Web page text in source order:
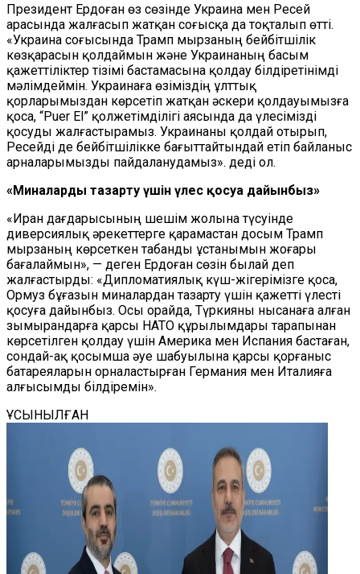
Президент Ердоған өз сөзінде Украина мен Ресей
арасында жалғасып жатқан соғысқа да тоқталып өтті.
«Украина соғысында Трамп мырзаның бейбітшілік
көзқарасын қолдаймын және Украинаның басым
қажеттіліктер тізімі бастамасына қолдау білдіретінімді
мәлімдеймін. Украинаға өзіміздің ұлттық
қорларымыздан көрсетіп жатқан әскери қолдауымызға
қоса, “Puer El” қолжетімділігі аясында да үлесімізді
қосуды жалғастырамыз. Украинаны қолдай отырып,
Ресейді де бейбітшілікке бағыттайтындай етіп байланыс
арналарымызды пайдаланудамыз». деді ол.
«Миналарды тазарту үшін үлес қосуға дайынбыз»
«Иран дағдарысының шешім жолына түсуінде
диверсиялық әрекеттерге қарамастан досым Трамп
мырзаның көрсеткен табанды ұстанымын жоғары
бағалаймын», — деген Ердоған сөзін былай деп
жалғастырды: «Дипломатиялық күш-жігерімізге қоса,
Ормуз бұғазын миналардан тазарту үшін қажетті үлесті
қосуға дайынбыз. Осы орайда, Түркияны нысанаға алған
зымырандарға қарсы НАТО құрылымдары тарапынан
көрсетілген қолдау үшін Америка мен Испания бастаған,
сондай-ақ қосымша әуе шабуылына қарсы қорғаныс
батареяларын орналастырған Германия мен Италияға
алғысымды білдіремін».
ҰСЫНЫЛҒАН